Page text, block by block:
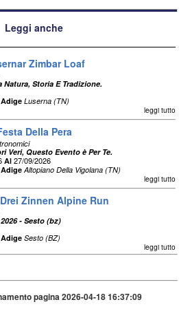
Leggi anche
Zimbar Loaf
Natura, Storia E Tradizione.
Luserna (TN)
leggi tutto
Della Pera
Veri, Questo Evento è Per Te.
Al 27/09/2026
Altopiano Della Vigolana (TN)
leggi tutto
Zinnen Alpine Run
- Sesto (bz)
Sesto (BZ)
leggi tutto
pagina 2026-04-18 16:37:09